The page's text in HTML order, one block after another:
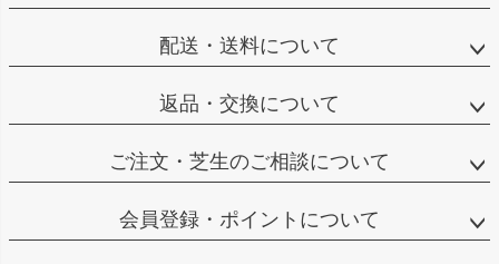
配送・送料について
返品・交換について
ご注文・芝生のご相談について
会員登録・ポイントについて